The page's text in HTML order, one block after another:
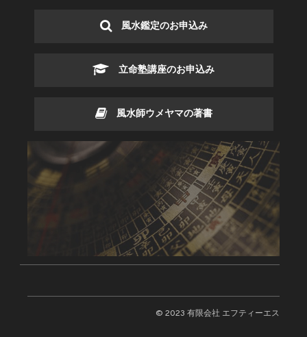
風水鑑定のお申込み
立命塾講座のお申込み
風水師ウメヤマの著書
© 2023 有限会社 エフティーエス